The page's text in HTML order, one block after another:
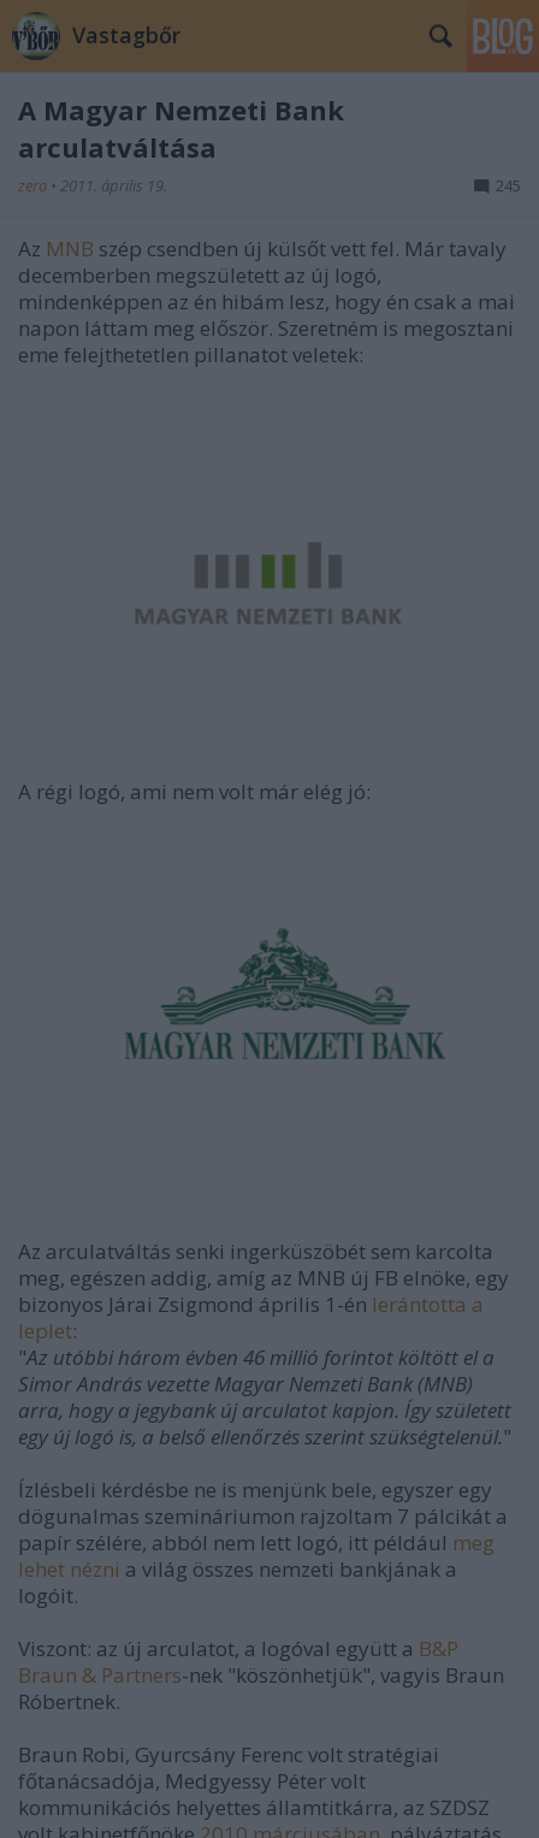
Vastagbőr
A Magyar Nemzeti Bank
arculatváltása
zero • 2011. április 19. 245
Az MNB szép csendben új külsőt vett fel. Már tavaly
decemberben megszületett az új logó,
mindenképpen az én hibám lesz, hogy én csak a mai
napon láttam meg először. Szeretném is megosztani
eme felejthetetlen pillanatot veletek:
A régi logó, ami nem volt már elég jó:
Az arculatváltás senki ingerküszöbét sem karcolta
meg, egészen addig, amíg az MNB új FB elnöke, egy
bizonyos Járai Zsigmond április 1-én lerántotta a
leplet:
"Az utóbbi három évben 46 millió forintot költött el a
Simor András vezette Magyar Nemzeti Bank (MNB)
arra, hogy a jegybank új arculatot kapjon. Így született
egy új logó is, a belső ellenőrzés szerint szükségtelenül."
Ízlésbeli kérdésbe ne is menjünk bele, egyszer egy
dögunalmas szemináriumon rajzoltam 7 pálcikát a
papír szélére, abból nem lett logó, itt például meg
lehet nézni a világ összes nemzeti bankjának a
logóit.
Viszont: az új arculatot, a logóval együtt a B&P
Braun & Partners-nek "köszönhetjük", vagyis Braun
Róbertnek.
Braun Robi, Gyurcsány Ferenc volt stratégiai
főtanácsadója, Medgyessy Péter volt
kommunikációs helyettes államtitkárra, az SZDSZ